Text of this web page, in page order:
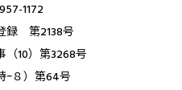
1172
録 第2138号
10）第3268号
８）第64号